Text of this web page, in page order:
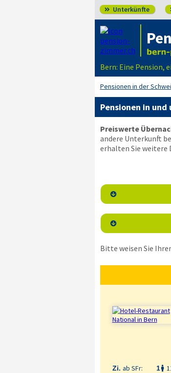
 Unterkünfte
Bern: Eine Pension,
Pensionen in der
Pensionen in und
Preiswerte
andere Unterkunft
erhalten Sie weitere


Bitte weisen Sie
Zi. ab SFr: 1